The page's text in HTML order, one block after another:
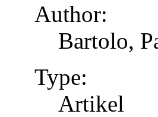
Author:
Bartolo,
Type:
Artikel